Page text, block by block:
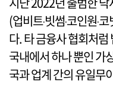
(업비트‧빗썸‧코인원‧
다. 타 금융사 협회처
국내에서 하나 뿐인 가
국과 업계 간의 유일무